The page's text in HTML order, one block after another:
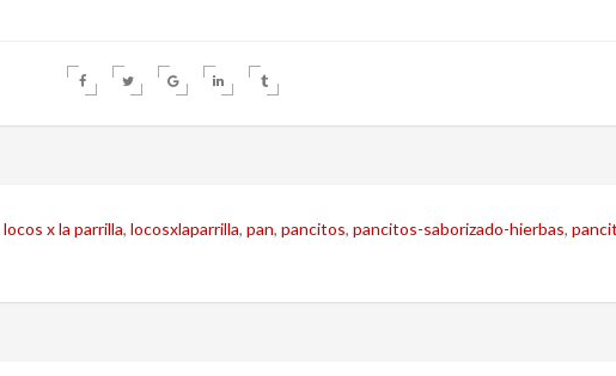
locos x la parrilla, locosxlaparrilla, pan, pancitos, pancitos-saborizado-hierbas,